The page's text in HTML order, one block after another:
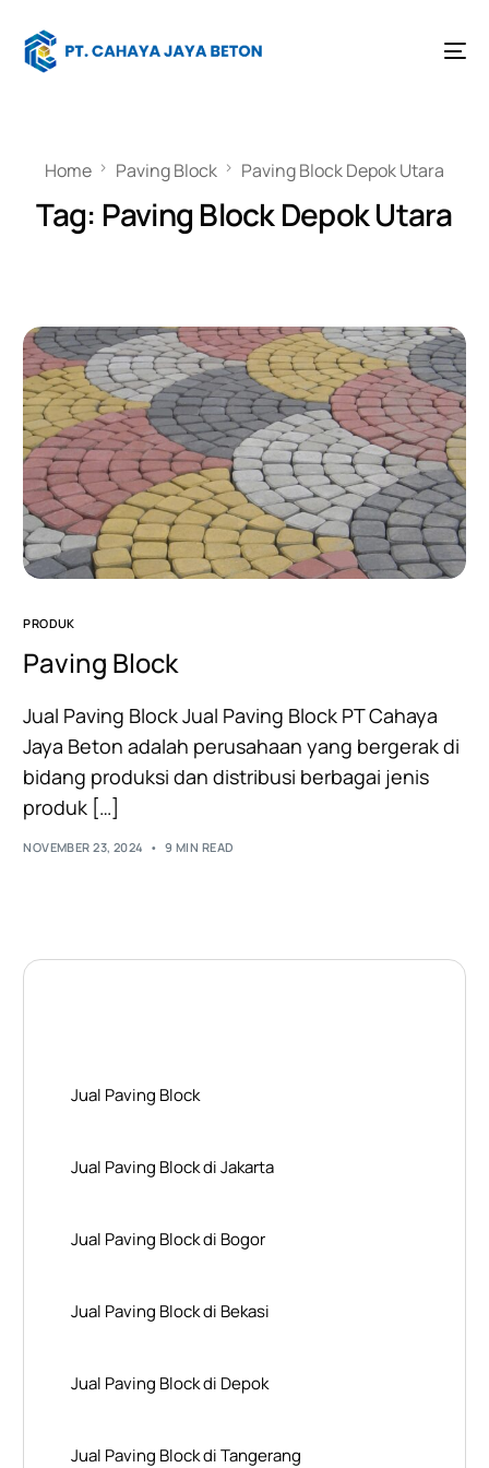
Home Paving Block Paving Block Depok Utara
Tag: Paving Block Depok Utara
PRODUK
Paving Block
Jual Paving Block Jual Paving Block PT Cahaya
Jaya Beton adalah perusahaan yang bergerak di
bidang produksi dan distribusi berbagai jenis
produk […]
NOVEMBER 23, 2024 9 MIN READ
Jual Paving Block
Jual Paving Block di Jakarta
Jual Paving Block di Bogor
Jual Paving Block di Bekasi
Jual Paving Block di Depok
Jual Paving Block di Tangerang